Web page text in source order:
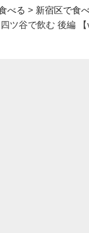
べる > 新宿区で食
ツ谷で飲む 後編